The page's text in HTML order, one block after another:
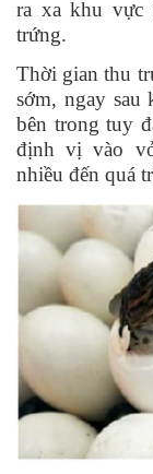
ra xa khu vực
trứng.
Thời gian thu
sớm, ngay sau
bên trong tuy
định vị vào
nhiều đến quá